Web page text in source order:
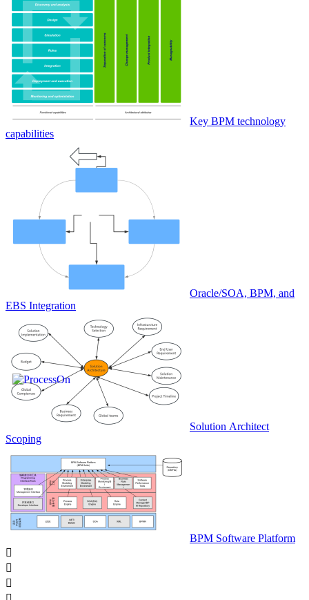
Key BPM technology
capabilities
Oracle/SOA, BPM, and
EBS Integration
Solution Architect
Scoping
BPM Software Platform


